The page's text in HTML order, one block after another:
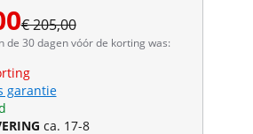
€ 205,00
de 30 dagen vóór de korting was:
garantie
ca. 17-8